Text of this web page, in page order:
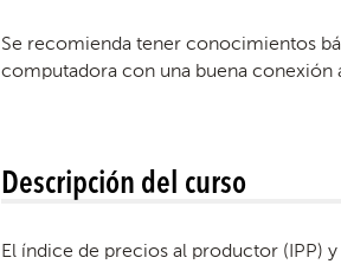
Se recomienda tener conocimientos
computadora con una buena
Descripción del curso
El índice de precios al productor (IPP)